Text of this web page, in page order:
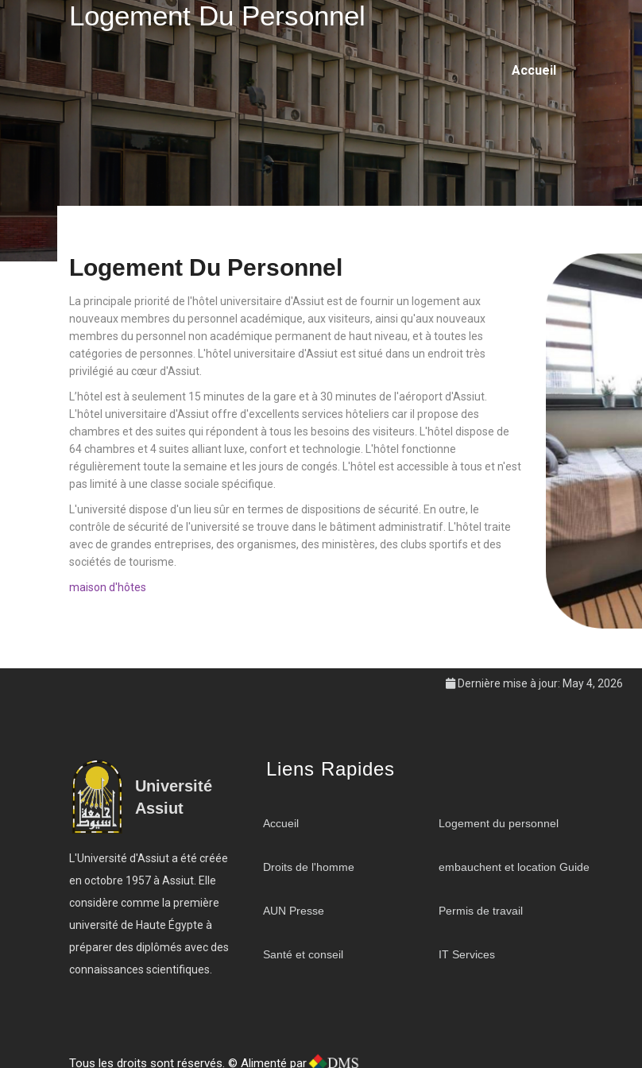
Logement Du Personnel
Fil
D'Ariane
Accueil
Logement Du Personnel
La principale priorité de l'hôtel universitaire d'Assiut est de fournir un logement aux
nouveaux membres du personnel académique, aux visiteurs, ainsi qu'aux nouveaux
membres du personnel non académique permanent de haut niveau, et à toutes les
catégories de personnes. L'hôtel universitaire d'Assiut est situé dans un endroit très
privilégié au cœur d'Assiut.
L’hôtel est à seulement 15 minutes de la gare et à 30 minutes de l'aéroport d'Assiut.
L'hôtel universitaire d'Assiut offre d'excellents services hôteliers car il propose des
chambres et des suites qui répondent à tous les besoins des visiteurs. L'hôtel dispose de
64 chambres et 4 suites alliant luxe, confort et technologie. L'hôtel fonctionne
régulièrement toute la semaine et les jours de congés. L'hôtel est accessible à tous et n'est
pas limité à une classe sociale spécifique.
L'université dispose d'un lieu sûr en termes de dispositions de sécurité. En outre, le
contrôle de sécurité de l'université se trouve dans le bâtiment administratif. L'hôtel traite
avec de grandes entreprises, des organismes, des ministères, des clubs sportifs et des
sociétés de tourisme.
maison d'hôtes
Dernière mise à jour: May 4, 2026
Université
Assiut
L'Université d'Assiut a été créée
en octobre 1957 à Assiut. Elle
considère comme la première
université de Haute Égypte à
préparer des diplômés avec des
connaissances scientifiques.
Liens Rapides
Accueil Logement du personnel
Droits de l'homme embauchent et location Guide
AUN Presse Permis de travail
Santé et conseil IT Services
Tous les droits sont réservés. © Alimenté par